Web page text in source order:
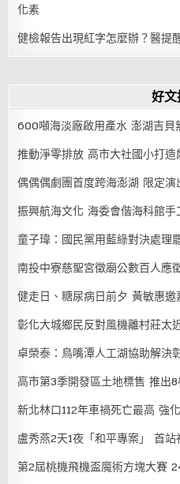
化素
健檢報告出現紅字怎麼辦？醫提
好文
600噸海淡廠啟用產水 澎湖吉貝
推動淨零排放 高市大社國小打
偶偶偶劇團首度跨海澎湖 限定
振興航海文化 海委會偕海科館
童子瑋：國民黨用藍綠對決處理
南投中寮慈聖宮徵廟公數百人應
健走日、糖尿病日前夕 黃敏惠
彰化大城鄉民反對風機離村莊太
卓榮泰：鳥嘴潭人工湖協助解決
高市第3季開發區土地標售 推出
新北林口112年車禍死亡最高 強
盧秀燕2天1夜「和平專案」 首
第2屆桃機飛機盃魔術方塊大賽